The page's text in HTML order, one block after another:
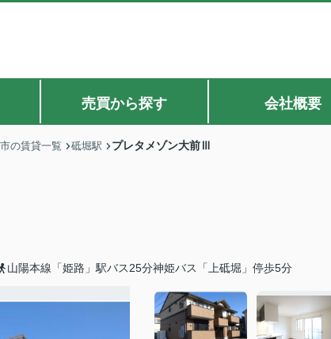
売買から探す 会社概要
の賃貸一覧 砥堀駅 プレタメゾン大前Ⅲ
山陽本線「姫路」駅バス25分神姫バス「上砥堀」停歩5分